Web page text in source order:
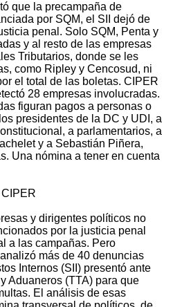
que la precampaña de
por SQM, el SII dejó de
penal. Solo SQM, Penta y
y al resto de las empresas
Tributarios, donde se les
como Ripley y Cencosud, ni
el total de las boletas. CIPER
28 empresas involucradas.
figuran pagos a personas o
presidentes de la DC y UDI, a
a parlamentarios, a
y a Sebastián Piñera,
Una nómina a tener en cuenta
CIPER
y dirigentes políticos no
por la justicia penal
a las campañas. Pero
más de 40 denuncias
Internos (SII) presentó ante
Aduaneros (TTA) para que
El análisis de esas